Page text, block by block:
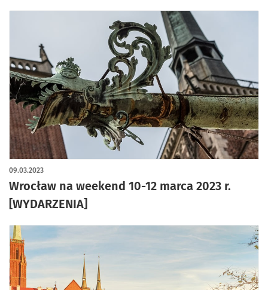
Wrocław na weekend 10-12 marca 2023 r.
[WYDARZENIA]
09.03.2023